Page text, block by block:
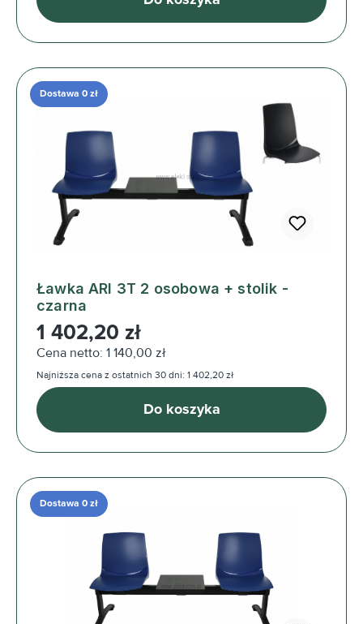
Ławka ARI 3T 2 osobowa + stolik -
czarna
Dostawa 0 zł
Cena regularna:
1 402,20 zł
Cena netto: 1 140,00 zł
Najniższa cena z ostatnich 30 dni: 1 402,20 zł
Do koszyka
Dostawa 0 zł